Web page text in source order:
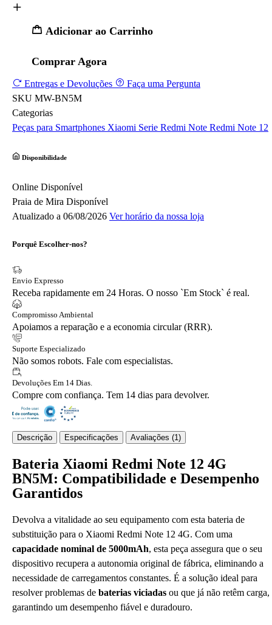
Adicionar ao Carrinho
Comprar Agora
Entregas e Devoluções
Faça uma Pergunta
SKU MW-BN5M
Categorias
Peças para Smartphones Xiaomi Serie Redmi Note Redmi Note 12
Disponibilidade
Online Disponível
Praia de Mira Disponível
Atualizado a 06/08/2026 Ver horário da nossa loja
Porquê Escolher-nos?
Envio Expresso
Receba rapidamente em 24 Horas. O nosso `Em Stock` é real.
Compromisso Ambiental
Apoiamos a reparação e a economia circular (RRR).
Suporte Especializado
Não somos robots. Fale com especialistas.
Devoluções Em 14 Dias.
Compre com confiança. Tem 14 dias para devolver.
Descrição Especificações Avaliações (1)
Bateria Xiaomi Redmi Note 12 4G
BN5M: Compatibilidade e Desempenho
Garantidos
Devolva a vitalidade ao seu equipamento com esta bateria de
substituição para o Xiaomi Redmi Note 12 4G. Com uma
capacidade nominal de 5000mAh, esta peça assegura que o seu
dispositivo recupera a autonomia original de fábrica, eliminando a
necessidade de carregamentos constantes. É a solução ideal para
resolver problemas de baterias viciadas ou que já não retêm carga,
garantindo um desempenho fiável e duradouro.